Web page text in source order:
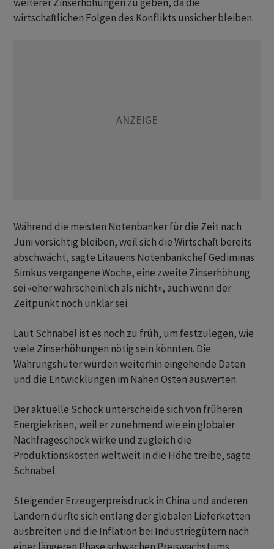
weiterer Zinserhöhungen zu geben, da die
wirtschaftlichen Folgen des Konflikts unsicher bleiben.
Während die meisten Notenbanker für die Zeit nach
Juni vorsichtig bleiben, weil sich die Wirtschaft bereits
abschwächt, sagte Litauens Notenbankchef Gediminas
Simkus vergangene Woche, eine zweite Zinserhöhung
sei «eher wahrscheinlich als nicht», auch wenn der
Zeitpunkt noch unklar sei.
Laut Schnabel ist es noch zu früh, um festzulegen, wie
viele Zinserhöhungen nötig sein könnten. Die
Währungshüter würden weiterhin eingehende Daten
und die Entwicklungen im Nahen Osten auswerten.
Der aktuelle Schock unterscheide sich von früheren
Energiekrisen, weil er zunehmend wie ein globaler
Nachfrageschock wirke und zugleich die
Produktionskosten weltweit in die Höhe treibe, sagte
Schnabel.
Steigender Erzeugerpreisdruck in China und anderen
Ländern dürfte sich entlang der globalen Lieferketten
ausbreiten und die Inflation bei Industriegütern nach